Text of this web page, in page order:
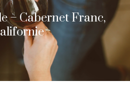
– Cabernet Franc,